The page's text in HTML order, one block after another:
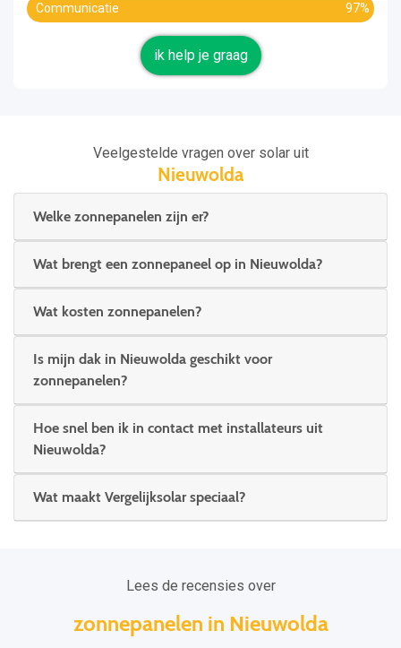
Communicatie 97%
ik help je graag
Veelgestelde vragen over solar uit
Nieuwolda
Welke zonnepanelen zijn er?
Wat brengt een zonnepaneel op in Nieuwolda?
Wat kosten zonnepanelen?
Is mijn dak in Nieuwolda geschikt voor
zonnepanelen?
Hoe snel ben ik in contact met installateurs uit
Nieuwolda?
Wat maakt Vergelijksolar speciaal?
Lees de recensies over
zonnepanelen in Nieuwolda